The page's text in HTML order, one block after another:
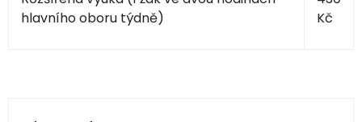
hlavního oboru týdně)
Kč